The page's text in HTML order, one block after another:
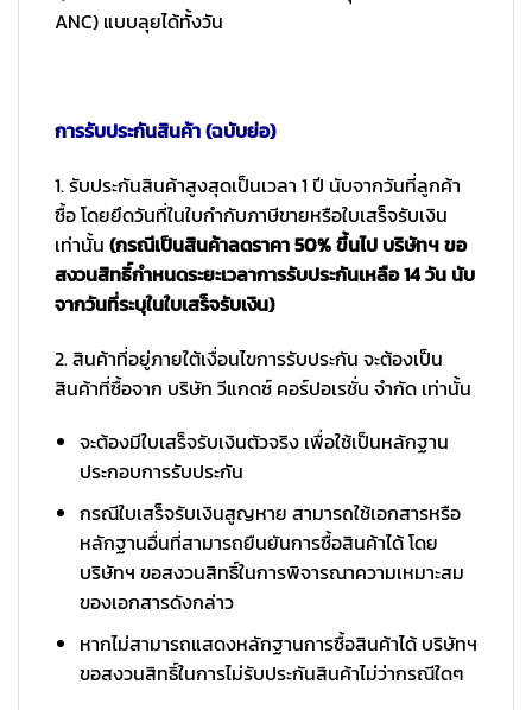
ANC) แบบลุยได้ทั้งวัน
การรับประกันสินค้า (ฉบับย่อ)
1. รับประกันสินค้าสูงสุดเป็นเวลา 1 ปี นับจากวันที่ลูกค้า
ซื้อ โดยยึดวันที่ในใบกำกับภาษีขายหรือใบเสร็จรับเงิน
เท่านั้น (กรณีเป็นสินค้าลดราคา 50% ขึ้นไป บริษัทฯ ขอ
สงวนสิทธิ์กำหนดระยะเวลาการรับประกันเหลือ 14 วัน นับ
จากวันที่ระบุในใบเสร็จรับเงิน)
2. สินค้าที่อยู่ภายใต้เงื่อนไขการรับประกัน จะต้องเป็น
สินค้าที่ซื้อจาก บริษัท วีแกดซ์ คอร์ปอเรชั่น จำกัด เท่านั้น
จะต้องมีใบเสร็จรับเงินตัวจริง เพื่อใช้เป็นหลักฐาน
ประกอบการรับประกัน
กรณีใบเสร็จรับเงินสูญหาย สามารถใช้เอกสารหรือ
หลักฐานอื่นที่สามารถยืนยันการซื้อสินค้าได้ โดย
บริษัทฯ ขอสงวนสิทธิ์ในการพิจารณาความเหมาะสม
ของเอกสารดังกล่าว
หากไม่สามารถแสดงหลักฐานการซื้อสินค้าได้ บริษัทฯ
ขอสงวนสิทธิ์ในการไม่รับประกันสินค้าไม่ว่ากรณีใดๆ